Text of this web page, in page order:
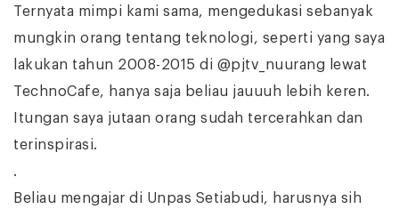
Ternyata mimpi kami sama, mengedukasi sebanyak
mungkin orang tentang teknologi, seperti yang saya
lakukan tahun 2008-2015 di @pjtv_nuurang lewat
TechnoCafe, hanya saja beliau jauuuh lebih keren.
Itungan saya jutaan orang sudah tercerahkan dan
terinspirasi.
.
Beliau mengajar di Unpas Setiabudi, harusnya sih